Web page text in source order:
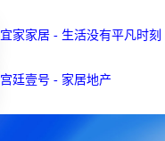
宜家家居 - 生活没有平凡时刻
宫廷壹号 - 家居地产